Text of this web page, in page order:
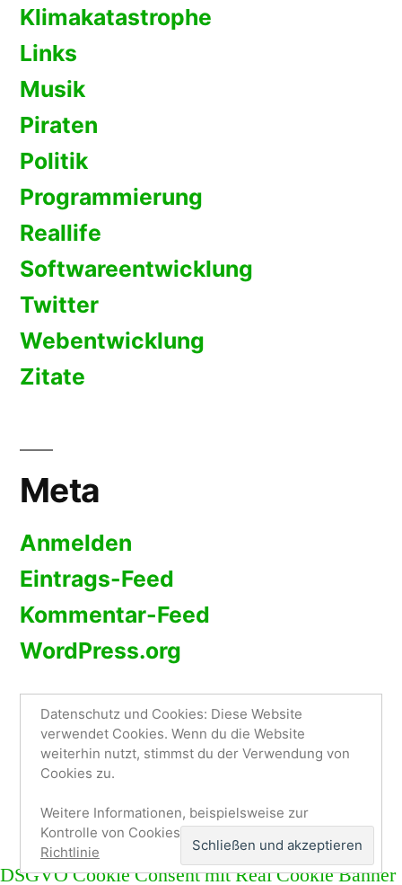
Klimakatastrophe
Links
Musik
Piraten
Politik
Programmierung
Reallife
Softwareentwicklung
Twitter
Webentwicklung
Zitate
Meta
Anmelden
Eintrags-Feed
Kommentar-Feed
WordPress.org
Sméagol's Blog,Stolz präsentiert von WordPress.
Impressum
Twitter
DSGVO Cookie Consent mit Real Cookie Banner
Datenschutz und Cookies: Diese Website
verwendet Cookies. Wenn du die Website
weiterhin nutzt, stimmst du der Verwendung von
Cookies zu.
Weitere Informationen, beispielsweise zur
Kontrolle von Cookies, findest du hier:
Richtlinie